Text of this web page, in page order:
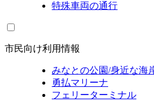
特殊車両の通行
市民向け利用情報
みなとの公園/身近な海
勇払マリーナ
フェリーターミナル